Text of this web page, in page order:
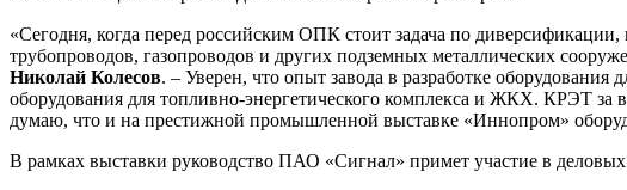
«Сегодня, когда перед российским ОПК стоит задача по
трубопроводов, газопроводов и других подземных металлических
Николай Колесов. – Уверен, что опыт завода в разработке
оборудования для топливно-энергетического комплекса и ЖКХ. КРЭТ
думаю, что и на престижной промышленной выставке «Иннопром»
В рамках выставки руководство ПАО «Сигнал» примет участие в